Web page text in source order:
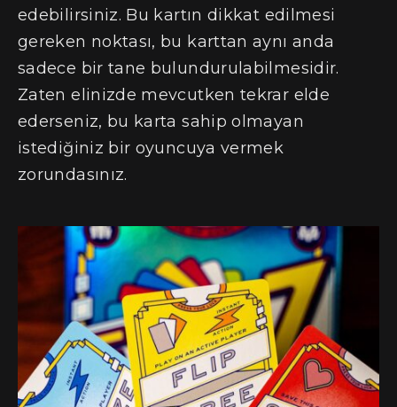
edebilirsiniz. Bu kartın dikkat edilmesi
gereken noktası, bu karttan aynı anda
sadece bir tane bulundurulabilmesidir.
Zaten elinizde mevcutken tekrar elde
ederseniz, bu karta sahip olmayan
istediğiniz bir oyuncuya vermek
zorundasınız.